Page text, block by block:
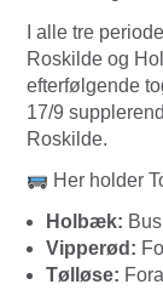
I alle tre
Roskilde og
efterfølgende
17/9
Roskilde.
Her holder
Holbæk:
Vipperød:
Tølløse: